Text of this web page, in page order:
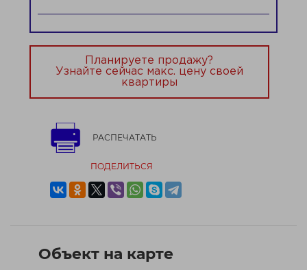
Планируете продажу?
Узнайте сейчас макс. цену своей
квартиры
РАСПЕЧАТАТЬ
ПОДЕЛИТЬСЯ
Объект на карте